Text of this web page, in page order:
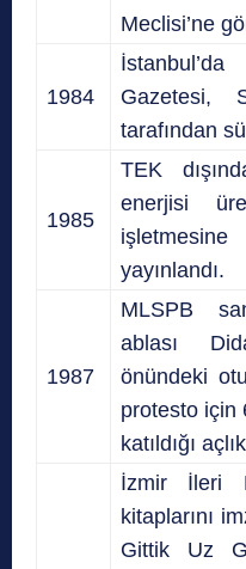
Meclisi’ne
1984
Gazetesi,
tarafından
1985
TEK
enerjisi
yayınlandı.
1987
MLSPB
ablası
önündeki
protesto için
katıldığı
İzmir İleri
kitaplarını
Gittik Uz